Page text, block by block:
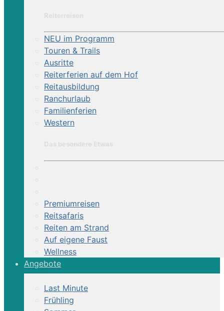
NEU im Programm
Touren & Trails
Ausritte
Reiterferien auf dem Hof
Reitausbildung
Ranchurlaub
Familienferien
Western
Premiumreisen
Reitsafaris
Reiten am Strand
Auf eigene Faust
Wellness
Angebote
Last Minute
Frühling